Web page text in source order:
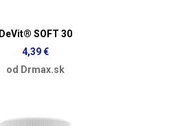
DeVit® SOFT 30
4,39 €
od Drmax.sk